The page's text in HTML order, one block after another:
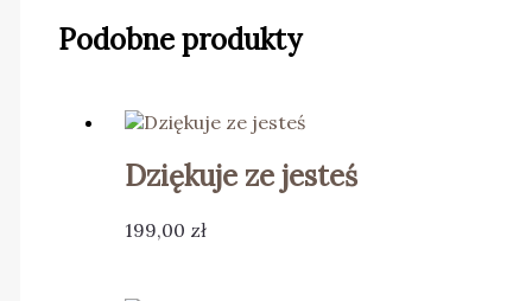
Podobne produkty
Dziękuje ze jesteś
199,00 zł